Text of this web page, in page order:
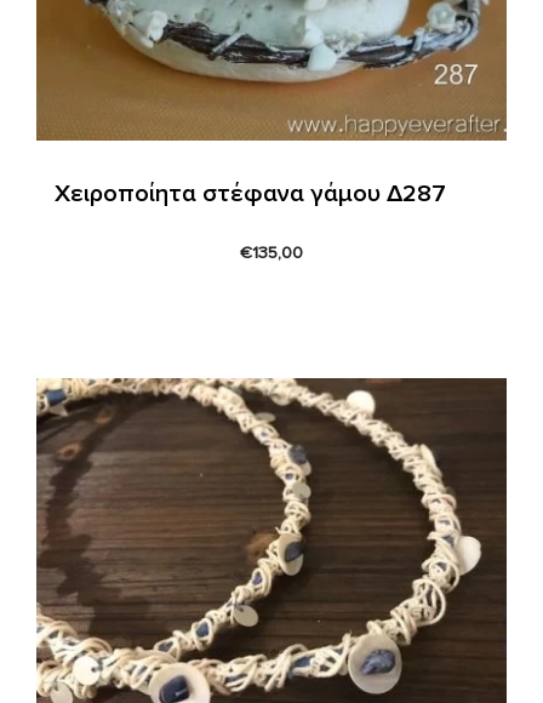
Χειροποίητα στέφανα γάμου Δ287
€135,00